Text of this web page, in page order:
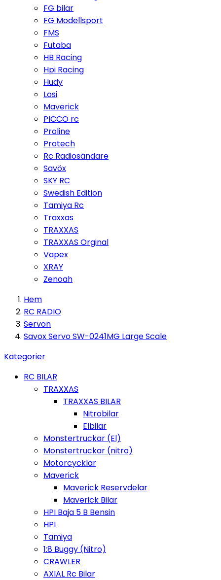
FG bilar
FG Modellsport
FMS
Futaba
HB Racing
Hpi Racing
Hudy
Losi
Maverick
PICCO rc
Proline
Protech
Rc Radiosändare
Savöx
SKY RC
Swedish Edition
Tamiya Rc
Traxxas
TRAXXAS
TRAXXAS Orginal
Vapex
XRAY
Zenoah
Hem
RC RADIO
Servon
Savox Servo SW-0241MG Large Scale
Kategorier
RC BILAR
TRAXXAS
TRAXXAS BILAR
Nitrobilar
Elbilar
Monstertruckar (El)
Monstertruckar (nitro)
Motorcycklar
Maverick
Maverick Reservdelar
Maverick Bilar
HPI Baja 5 B Bensin
HPI
Tamiya
1:8 Buggy (Nitro)
CRAWLER
AXIAL Rc Bilar